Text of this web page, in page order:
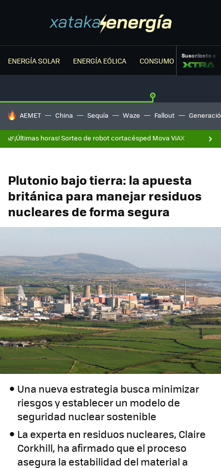
ENERGÍA SOLAR ENERGÍA EÓLICA CONSUMO ENERGÉTICO
Suscríbete a
HOY SE HABLA DE
AEMET China Sequía Waze Fallout
🌿¡Últimas horas! Sorteo de robot cortacésped Mova ViAX
Plutonio bajo tierra: la apuesta
británica para manejar residuos
nucleares de forma segura
Una nueva estrategia busca minimizar
riesgos y establecer un modelo de
seguridad nuclear sostenible
La experta en residuos nucleares, Claire
Corkhill, ha afirmado que el proceso
asegura la estabilidad del material a